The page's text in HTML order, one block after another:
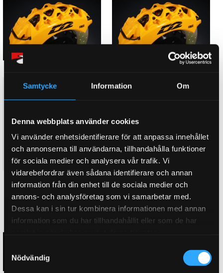
Samtycke Information Om
Denna webbplats använder cookies
Vi använder enhetsidentifierare för att anpassa innehållet
och annonserna till användarna, tillhandahålla funktioner
för sociala medier och analysera vår trafik. Vi
vidarebefordrar även sådana identifierare och annan
information från din enhet till de sociala medier och
annons- och analysföretag som vi samarbetar med.
Dessa kan i sin tur kombinera informationen med annan
information som du har tillhandahållit eller som de har
Nödvändig
D2 Bromskit fram INFINITI
bromsok!
Framkit 421x36mm, 8-kolvsok
61 995
Lägg till i favoriter KÖP
D2 Bromskit fram INFINITI
bromsok!
Framkit 421x36mm, 8-kolvsok
utan dammskydd.
63 995 KR
Lägg till i favoriter